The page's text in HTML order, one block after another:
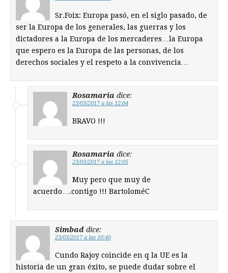
Sr.Foix: Europa pasó, en el siglo pasado, de
ser la Europa de los generales, las guerras y los
dictadores a la Europa de los mercaderes…la Europa
que espero es la Europa de las personas, de los
derechos sociales y el respeto a la convivencia…
Rosamaria dice:
23/03/2017 a las 12:04
BRAVO !!!
Rosamaria dice:
23/03/2017 a las 12:05
Muy pero que muy de
acuerdo….contigo !!! BartoloméC
Simbad dice:
23/03/2017 a las 10:40
Cundo Rajoy coincide en q la UE es la
historia de un gran éxito, se puede dudar sobre el